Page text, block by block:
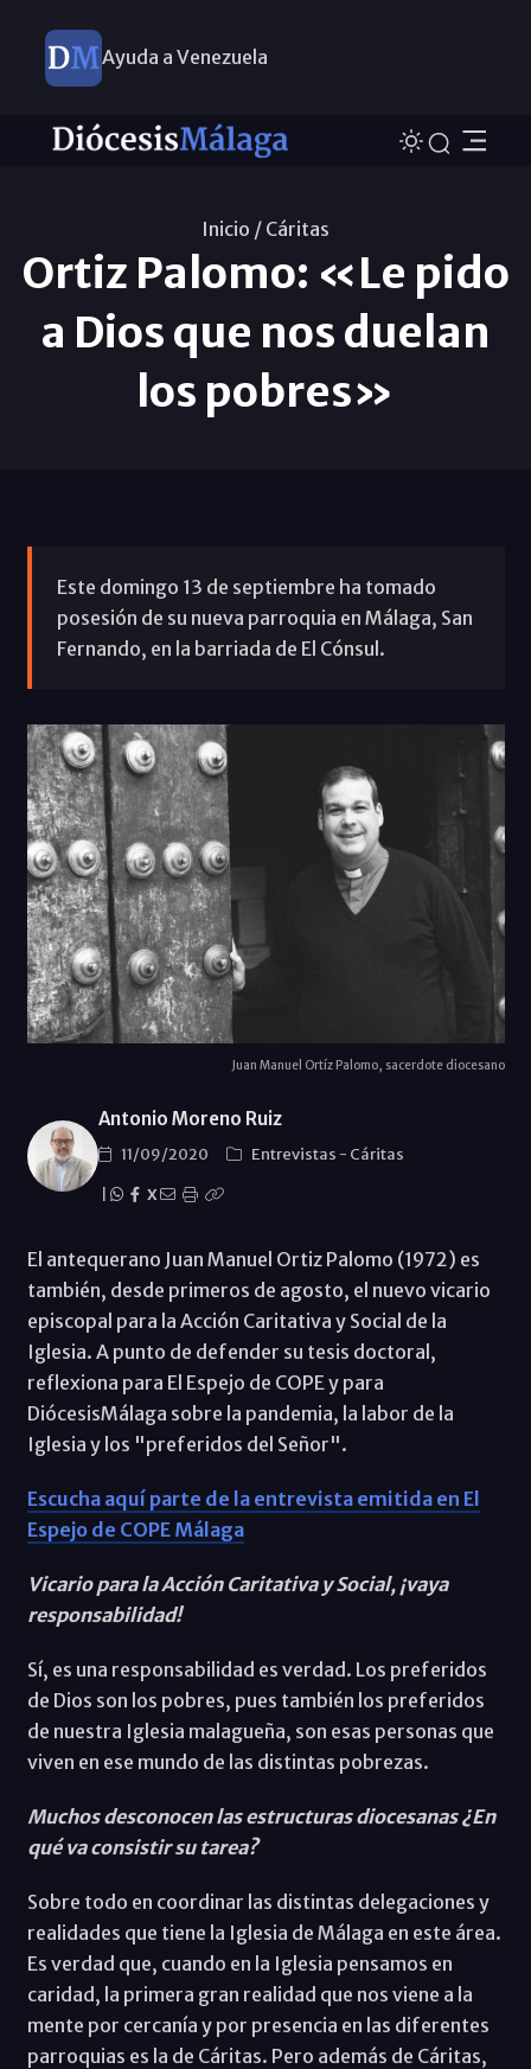
Ayuda a Venezuela
Inicio / Cáritas
Ortiz Palomo: «Le pido
a Dios que nos duelan
los pobres»
Este domingo 13 de septiembre ha tomado
posesión de su nueva parroquia en Málaga, San
Fernando, en la barriada de El Cónsul.
Juan Manuel Ortíz Palomo, sacerdote diocesano
Antonio Moreno Ruiz
11/09/2020 Entrevistas - Cáritas
X
El antequerano Juan Manuel Ortiz Palomo (1972) es
también, desde primeros de agosto, el nuevo vicario
episcopal para la Acción Caritativa y Social de la
Iglesia. A punto de defender su tesis doctoral,
reflexiona para El Espejo de COPE y para
DiócesisMálaga sobre la pandemia, la labor de la
Iglesia y los "preferidos del Señor".
Escucha aquí parte de la entrevista emitida en El
Espejo de COPE Málaga
Vicario para la Acción Caritativa y Social, ¡vaya
responsabilidad!
Sí, es una responsabilidad es verdad. Los preferidos
de Dios son los pobres, pues también los preferidos
de nuestra Iglesia malagueña, son esas personas que
viven en ese mundo de las distintas pobrezas.
Muchos desconocen las estructuras diocesanas ¿En
qué va consistir su tarea?
Sobre todo en coordinar las distintas delegaciones y
realidades que tiene la Iglesia de Málaga en este área.
Es verdad que, cuando en la Iglesia pensamos en
caridad, la primera gran realidad que nos viene a la
mente por cercanía y por presencia en las diferentes
parroquias es la de Cáritas. Pero además de Cáritas,